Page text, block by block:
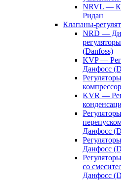
NRVL —
Ридан
Клапаны-
NRD —
(Danfoss)
KVP —
Данфосс
KVR —
Данфосс
Данфосс
со
Данфосс